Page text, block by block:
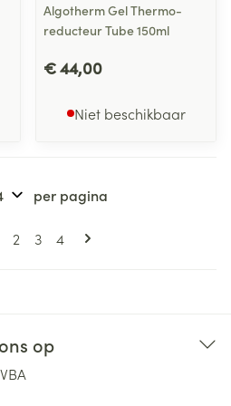
Algotherm Gel Thermo-
reducteur Tube 150ml
€ 44,00
Niet beschikbaar
Pagina's
lees momenteel pagina
Pagina
2 Pagina
3 Pagina
4
per pagina
op